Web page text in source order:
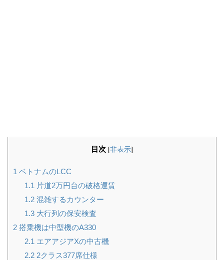
目次 [非表示]
1 ベトナムのLCC
1.1 片道2万円台の破格運賃
1.2混雑するカウンター
1.3大行列の保安検査
2 搭乗機は中型機のA330
2.1 エアアジアXの中古機
2.22クラス377席仕様